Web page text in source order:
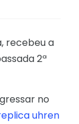
recebeu a
2ª
no
uhren